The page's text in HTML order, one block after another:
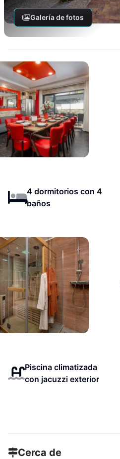
Galería de fotos
4 dormitorios con 4
baños
Piscina climatizada
con jacuzzi exterior
Cerca de